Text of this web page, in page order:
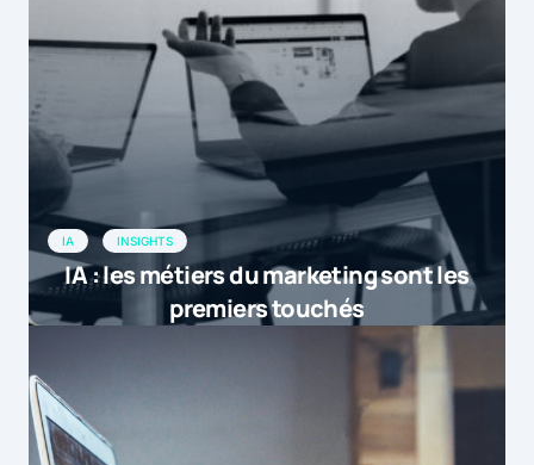
IA INSIGHTS
IA : les métiers du marketing sont les
premiers touchés